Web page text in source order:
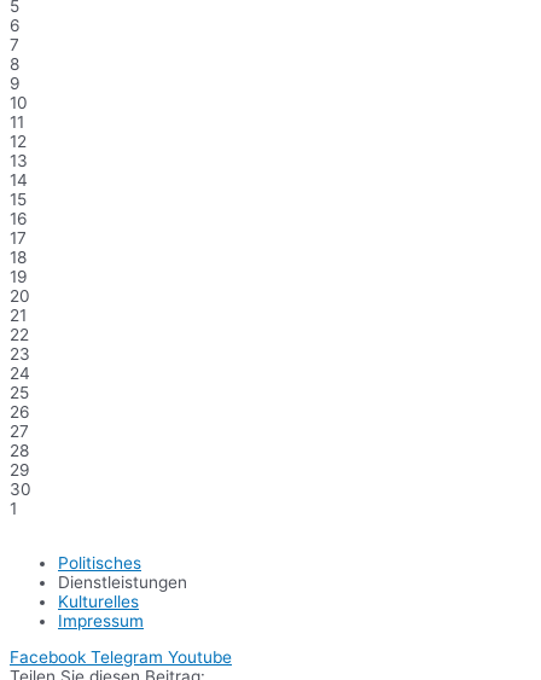
5
6
7
8
9
10
11
12
13
14
15
16
17
18
19
20
21
22
23
24
25
26
27
28
29
30
1
Politisches
Dienstleistungen
Kulturelles
Impressum
Facebook Telegram Youtube